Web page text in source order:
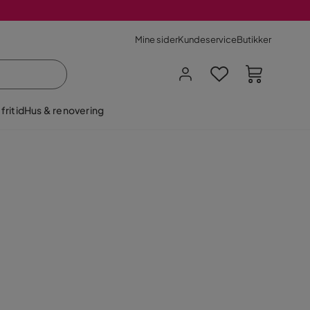
Mine siderKundeserviceButikker
fritidHus & renovering